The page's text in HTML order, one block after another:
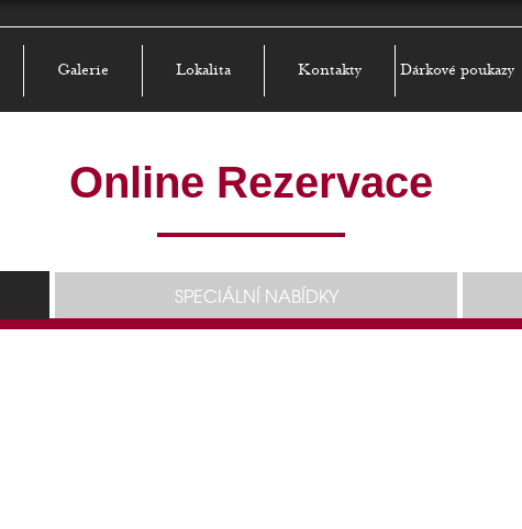
Galerie Lokalita Kontakty Dárkové poukazy
Online Rezervace
SPECIÁLNÍ NABÍDKY